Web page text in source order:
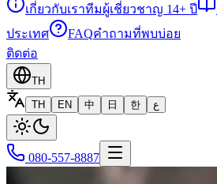
เกี่ยวกับเราทีมผู้เชี่ยวชาญ 14+ ปี
ประเทศ
FAQคำถามที่พบบ่อย
ติดต่อ
TH
TH
EN 中 日 한 ع
080-557-8887